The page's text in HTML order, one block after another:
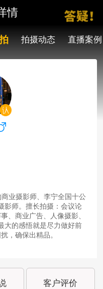
情
拍摄动态 直播案例
业摄影师、李宁全国十公
影师。擅长拍摄：会议论
、商业广告、人像摄影、
大的感悟就是尽力做好前
，确保出精品。
客户评价